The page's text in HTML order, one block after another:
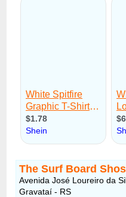
The Surf Board Shos
Avenida José Loureiro da
Gravataí - RS